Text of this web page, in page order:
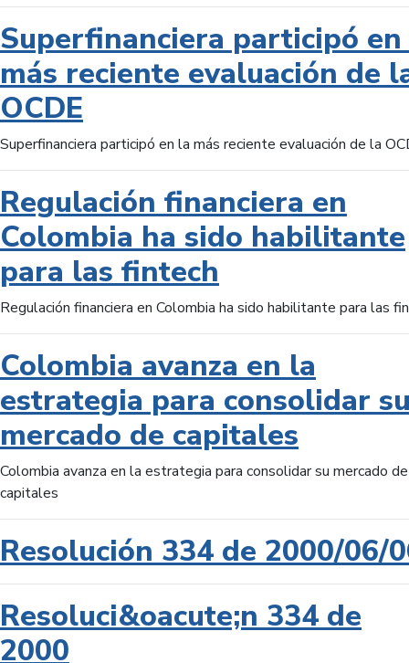
Superfinanciera participó
más reciente evaluación de
OCDE
Superfinanciera participó en la más reciente evaluación de la
Regulación financiera en
Colombia ha sido habilitante
para las fintech
Regulación financiera en Colombia ha sido habilitante para las
Colombia avanza en la
estrategia para consolidar
mercado de capitales
Colombia avanza en la estrategia para consolidar su mercado de
capitales
Resolución 334 de 2000/06/
Resoluci&oacute;n 334 de
2000